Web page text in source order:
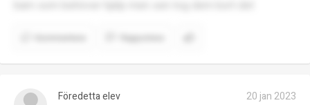
Föredetta elev
20 jan 2023